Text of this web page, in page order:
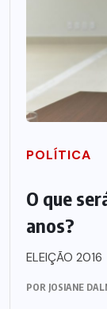
POLÍTICA
O que
anos?
ELEIÇÃO 2016
POR JOSIANE